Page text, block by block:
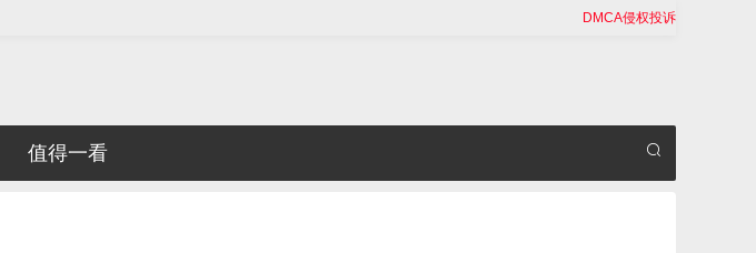
DMCA侵权投诉
值得一看